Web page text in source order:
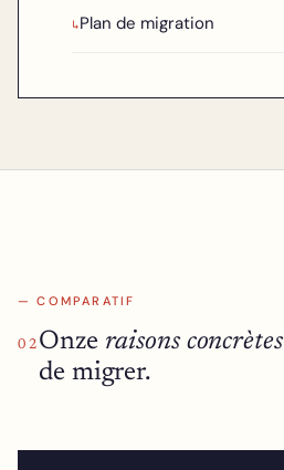
↳Plan de migration
— COMPARATIF
02 Onze raisons concrètes
de migrer.